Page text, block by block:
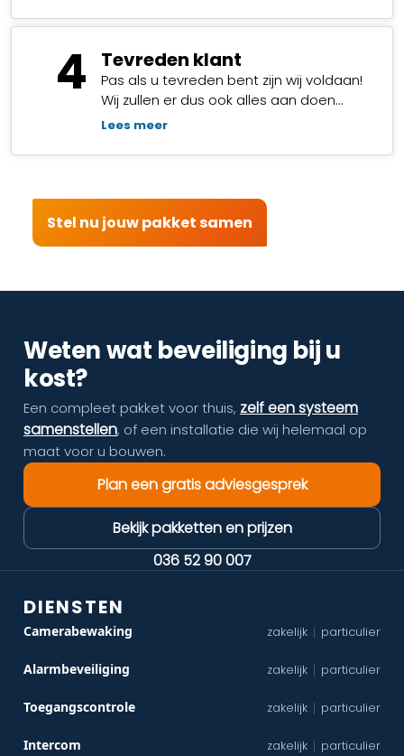
4 Tevreden klant
Pas als u tevreden bent zijn wij voldaan!
Wij zullen er dus ook alles aan doen…
Lees meer
Stel nu jouw pakket samen
Weten wat beveiliging bij u
kost?
Een compleet pakket voor thuis, zelf een systeem
samenstellen, of een installatie die wij helemaal op
maat voor u bouwen.
Plan een gratis adviesgesprek
Bekijk pakketten en prijzen
036 52 90 007
DIENSTEN
Camerabewaking zakelijk | particulier
Alarmbeveiliging zakelijk | particulier
Toegangscontrole zakelijk | particulier
Intercom zakelijk | particulier